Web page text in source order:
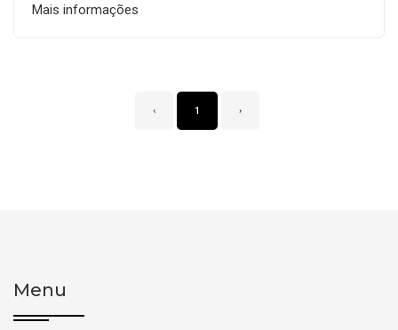
Mais informações
‹ 1 ›
Menu